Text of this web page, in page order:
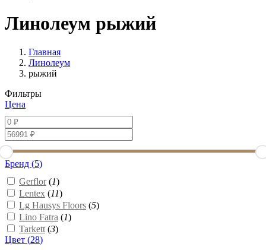
Линолеум рыжий
Главная
Линолеум
рыжий
Фильтры
Цена
Бренд (5)
Gerflor(1)
Lentex (11)
Lg Hausys Floors (5)
Lino Fatra (1)
Tarkett (3)
Цвет (28)